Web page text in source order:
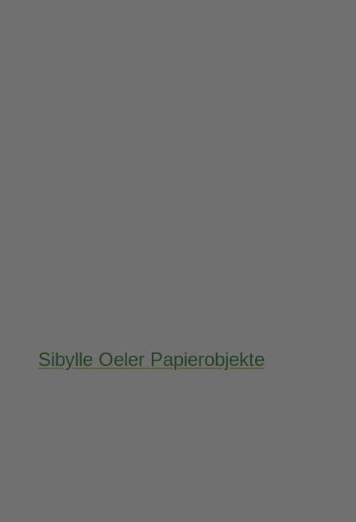
Sibylle Oeler Papierobjekte